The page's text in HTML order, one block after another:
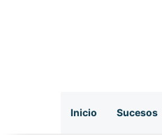
Inicio Sucesos